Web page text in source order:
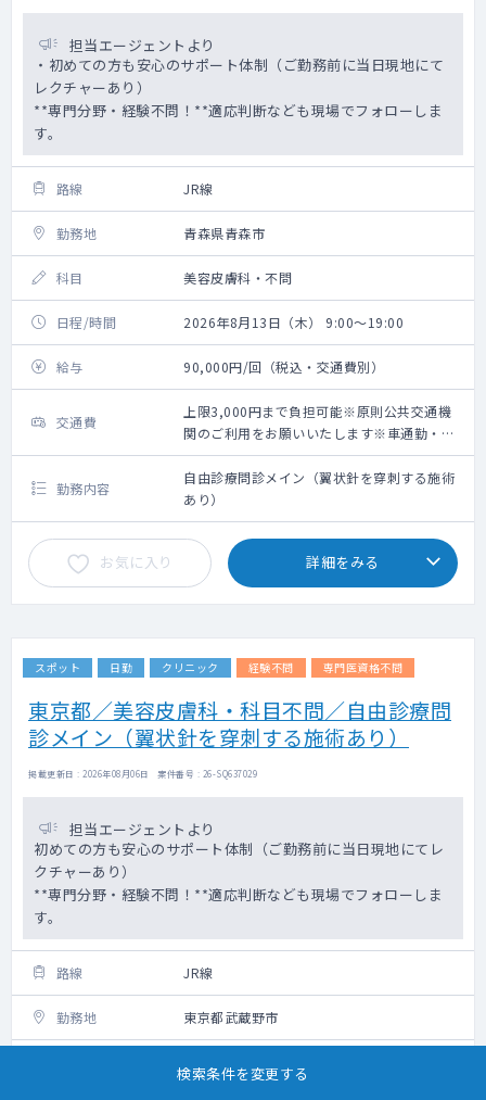
担当エージェントより
・初めての方も安心のサポート体制（ご勤務前に当日現地にて
レクチャーあり）
**専門分野・経験不問！**適応判断なども現場でフォローしま
す。
路線 JR線
勤務地 青森県青森市
科目 美容皮膚科・不問
日程/時間 2026年8月13日（木） 9:00～19:00
給与 90,000円/回（税込・交通費別）
交通費
上限3,000円まで負担可能※原則公共交通機
関のご利用をお願いいたします※車通勤・タ
クシー利用要相談
勤務内容
自由診療問診メイン（翼状針を穿刺する施術
あり）
お気に入り 詳細をみる
スポット 日勤 クリニック 経験不問 専門医資格不問
東京都／美容皮膚科・科目不問／自由診療問
診メイン（翼状針を穿刺する施術あり）
掲載更新日 : 2026年08月06日 案件番号 : 26-SQ637029
担当エージェントより
初めての方も安心のサポート体制（ご勤務前に当日現地にてレ
クチャーあり）
**専門分野・経験不問！**適応判断なども現場でフォローしま
す。
路線 JR線
勤務地 東京都武蔵野市
検索条件を変更する